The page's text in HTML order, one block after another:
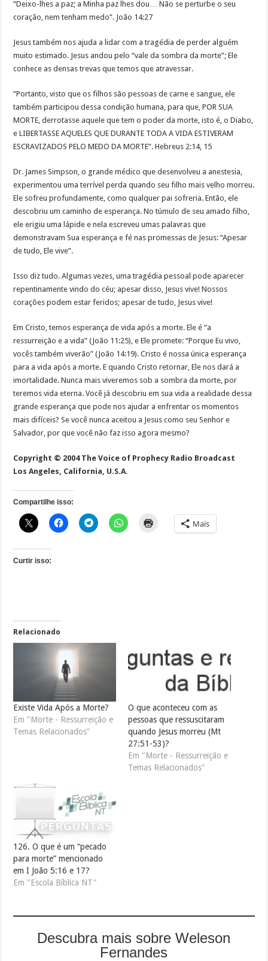
“Deixo-lhes a paz; a Minha paz lhes dou… Não se perturbe o seu
coração, nem tenham medo”. João 14:27
Jesus também nos ajuda a lidar com a tragédia de perder alguém
muito estimado. Jesus andou pelo “vale da sombra da morte”; Ele
conhece as densas trevas que temos que atravessar.
“Portanto, visto que os filhos são pessoas de carne e sangue, ele
também participou dessa condição humana, para que, POR SUA
MORTE, derrotasse aquele que tem o poder da morte, isto é, o Diabo,
e LIBERTASSE AQUELES QUE DURANTE TODA A VIDA ESTIVERAM
ESCRAVIZADOS PELO MEDO DA MORTE”. Hebreus 2:14, 15
Dr. James Simpson, o grande médico que desenvolveu a anestesia,
experimentou uma terrível perda quando seu filho mais velho morreu.
Ele sofreu profundamente, como qualquer pai sofreria. Então, ele
descobriu um caminho de esperança. No túmulo de seu amado filho,
ele erigiu uma lápide e nela escreveu umas palavras que
demonstravam Sua esperança e fé nas promessas de Jesus: “Apesar
de tudo, Ele vive”.
Isso diz tudo. Algumas vezes, uma tragédia pessoal pode aparecer
repentinamente vindo do céu; apesar disso, Jesus vive! Nossos
corações podem estar feridos; apesar de tudo, Jesus vive!
Em Cristo, temos esperança de vida após a morte. Ele é “a
ressurreição e a vida” (João 11:25), e Ele promete: “Porque Eu vivo,
vocês também viverão” (João 14:19). Cristo é nossa única esperança
para a vida após a morte. E quando Cristo retornar, Ele nos dará a
imortalidade. Nunca mais viveremos sob a sombra da morte, por
teremos vida eterna. Você já descobriu em sua vida a realidade dessa
grande esperança que pode nos ajudar a enfrentar os momentos
mais difíceis? Se você nunca aceitou a Jesus como seu Senhor e
Salvador, por que você não faz isso agora mesmo?
Copyright © 2004 The Voice of Prophecy Radio Broadcast
Los Angeles, California, U.S.A.
Compartilhe isso:
Mais
Curtir isso:
Relacionado
Existe Vida Após a Morte?
Em "Morte - Ressurreição e
Temas Relacionados"
O que aconteceu com as
pessoas que ressuscitaram
quando Jesus morreu (Mt
27:51-53)?
Em "Morte - Ressurreição e
Temas Relacionados"
126. O que é um “pecado
para morte” mencionado
em I João 5:16 e 17?
Em "Escola Bíblica NT"
Descubra mais sobre Weleson
Fernandes